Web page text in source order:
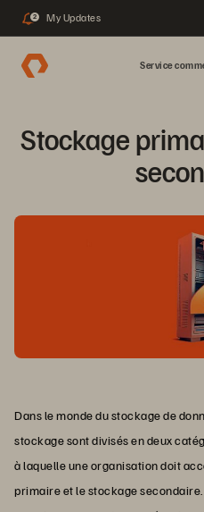
2 My Updates
Service
Stockage
Dans le monde du stockage de
stockage sont divisés en deux
à laquelle une organisation doit
primaire et le stockage